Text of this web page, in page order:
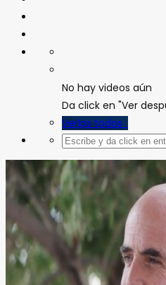
No hay videos aún
Da click en "Ver
Verlos todos